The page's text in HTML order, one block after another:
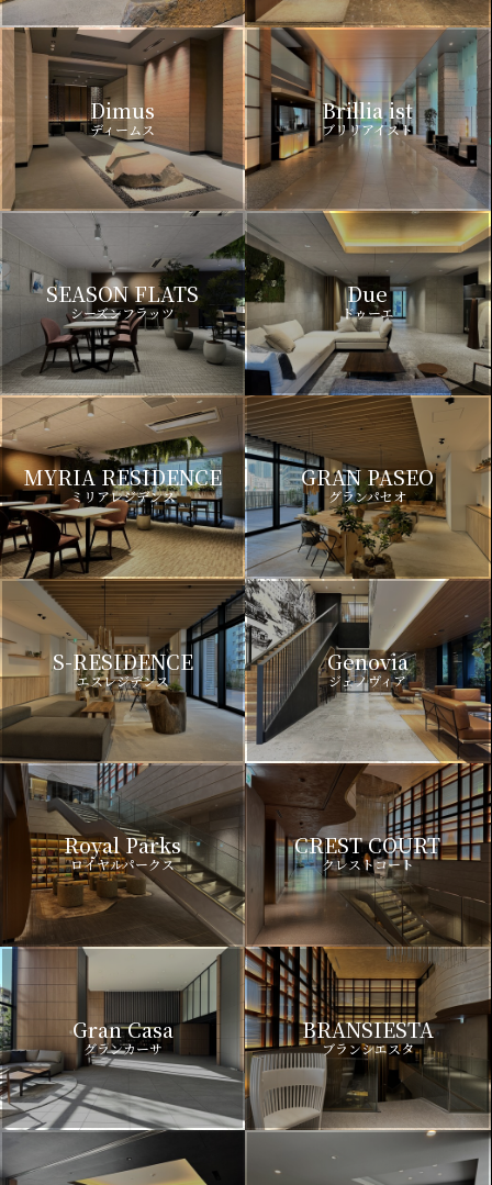
Dimus
ディームス
Brillia ist
ブリリアイスト
SEASON FLATS
シーズンフラッツ
Due
ドゥーエ
MYRIA RESIDENCE
ミリアレジデンス
GRAN PASEO
グランパセオ
S-RESIDENCE
エスレジデンス
Genovia
ジェノヴィア
Royal Parks
ロイヤルパークス
CREST COURT
クレストコート
Gran Casa
グランカーサ
BRANSIESTA
ブランシエスタ